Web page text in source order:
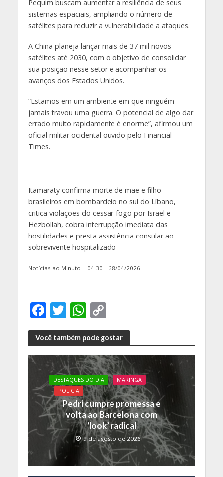
Pequim buscam aumentar a resiliência de seus
sistemas espaciais, ampliando o número de
satélites para reduzir a vulnerabilidade a ataques.
A China planeja lançar mais de 37 mil novos
satélites até 2030, com o objetivo de consolidar
sua posição nesse setor e acompanhar os
avanços dos Estados Unidos.
“Estamos em um ambiente em que ninguém
jamais travou uma guerra. O potencial de algo dar
errado muito rapidamente é enorme”, afirmou um
oficial militar ocidental ouvido pelo Financial
Times.
Itamaraty confirma morte de mãe e filho
brasileiros em bombardeio no sul do Líbano,
critica violações do cessar-fogo por Israel e
Hezbollah, cobra interrupção imediata das
hostilidades e presta assistência consular ao
sobrevivente hospitalizado
Notícias ao Minuto | 04:30 – 28/04/2026
F
ac
e
b
o
o
k
T
w
itt
er
W
h
at
s
A
p
p
C
o
p
y
Li
n
k
Você também pode gostar
DESTAQUES DO DIA
MARINGA
POLICIA
Pedri cumpre promessa e
volta ao Barcelona com
‘look’ radical
9 de agosto de 2026